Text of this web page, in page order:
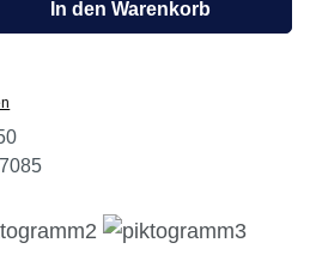
In den Warenkorb